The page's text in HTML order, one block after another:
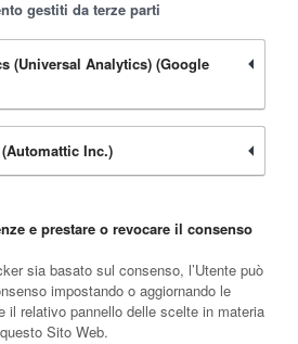
gestiti da terze parti
(Universal Analytics) (Google
Inc.)
e prestare o revocare il consenso
sia basato sul consenso, l’Utente può
impostando o aggiornando le
il relativo pannello delle scelte in materia
Sito Web.